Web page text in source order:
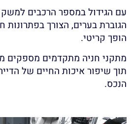
עם הגידול במספר הרכבים למשק
הגוברת בערים, הצורך בפתרונות
הופך קריטי.
מתקני חניה מתקדמים מספקים
תוך שיפור איכות החיים של
הנכס.